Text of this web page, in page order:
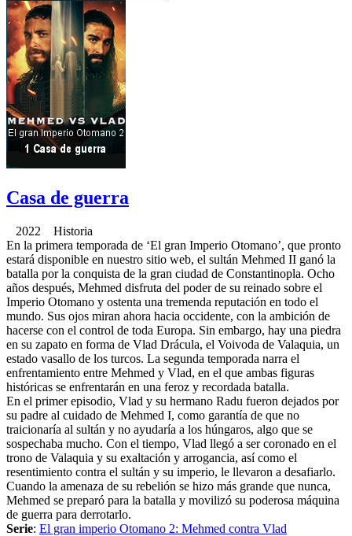
Casa de guerra
2022 Historia
En la primera temporada de ‘El gran Imperio Otomano’, que pronto
estará disponible en nuestro sitio web, el sultán Mehmed II ganó la
batalla por la conquista de la gran ciudad de Constantinopla. Ocho
años después, Mehmed disfruta del poder de su reinado sobre el
Imperio Otomano y ostenta una tremenda reputación en todo el
mundo. Sus ojos miran ahora hacia occidente, con la ambición de
hacerse con el control de toda Europa. Sin embargo, hay una piedra
en su zapato en forma de Vlad Drácula, el Voivoda de Valaquia, un
estado vasallo de los turcos. La segunda temporada narra el
enfrentamiento entre Mehmed y Vlad, en el que ambas figuras
históricas se enfrentarán en una feroz y recordada batalla.
En el primer episodio, Vlad y su hermano Radu fueron dejados por
su padre al cuidado de Mehmed I, como garantía de que no
traicionaría al sultán y no ayudaría a los húngaros, algo que se
sospechaba mucho. Con el tiempo, Vlad llegó a ser coronado en el
trono de Valaquia y su exaltación y arrogancia, así como el
resentimiento contra el sultán y su imperio, le llevaron a desafiarlo.
Cuando la amenaza de su rebelión se hizo más grande que nunca,
Mehmed se preparó para la batalla y movilizó su poderosa máquina
de guerra para derrotarlo.
Serie: El gran imperio Otomano 2: Mehmed contra Vlad